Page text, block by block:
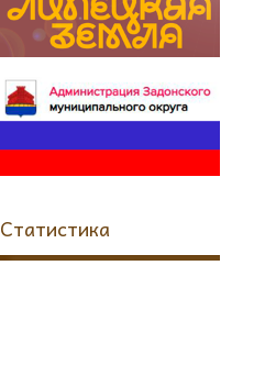
Статистика